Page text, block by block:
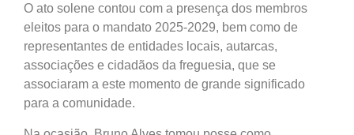
O ato solene contou com a presença dos membros
eleitos para o mandato 2025-2029, bem como de
representantes de entidades locais, autarcas,
associações e cidadãos da freguesia, que se
associaram a este momento de grande significado
para a comunidade.